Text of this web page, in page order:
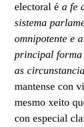
electoral é a fe
sistema
omnipotente e
principal
as
mantense con
mesmo xeito
con especial